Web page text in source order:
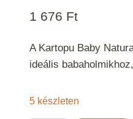
1 676 Ft
A Kartopu Baby
ideális
5 készleten